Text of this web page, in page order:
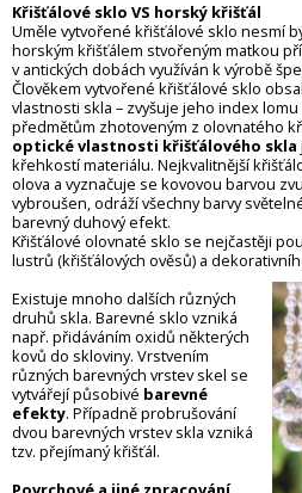
Křišťálové sklo VS horský křišťál
Uměle vytvořené křišťálové sklo nesmí
horským křišťálem stvořeným matkou
v antických dobách využíván k výrobě
Člověkem vytvořené křišťálové sklo
vlastnosti skla – zvyšuje jeho index
předmětům zhotoveným z olovnatého
optické vlastnosti křišťálového skla
křehkostí materiálu. Nejkvalitnější
olova a vyznačuje se kovovou barvou
vybroušen, odráží všechny barvy
barevný duhový efekt.
Křišťálové olovnaté sklo se nejčastěji
lustrů (křišťálových ověsů) a
Existuje mnoho dalších různých
druhů skla. Barevné sklo vzniká
např. přidáváním oxidů některých
kovů do skloviny. Vrstvením
různých barevných vrstev skel se
vytvářejí působivé barevné
efekty. Případně probrušování
dvou barevných vrstev skla vzniká
tzv. přejímaný křišťál.